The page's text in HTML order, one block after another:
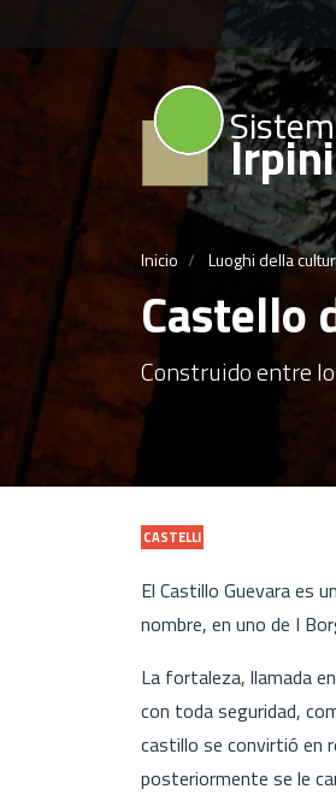
Inicio Luoghi della
Castello
Construido entre
CASTELLI
El Castillo Guevara es
nombre, en uno de I
La fortaleza, llamada
con toda seguridad,
castillo se convirtió en
posteriormente se le